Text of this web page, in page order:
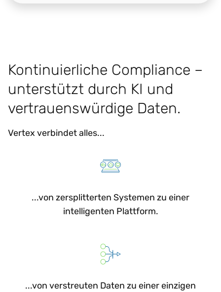
Kontinuierliche Compliance –
unterstützt durch KI und
vertrauenswürdige Daten.
Vertex verbindet alles...
...von zersplitterten Systemen zu einer
intelligenten Plattform.
...von verstreuten Daten zu einer einzigen